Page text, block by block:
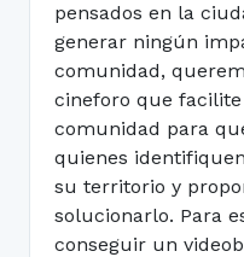
pensados en la
generar ningún
comunidad,
cineforo que
comunidad para
quienes
su territorio y
solucionarlo. Para
conseguir un